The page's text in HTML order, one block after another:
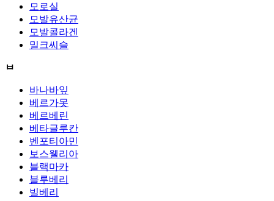
모로실
모발유산균
모발콜라겐
밀크씨슬
ㅂ
바나바잎
베르가못
베르베린
베타글루칸
벤포티아민
보스웰리아
블랙마카
블루베리
빌베리